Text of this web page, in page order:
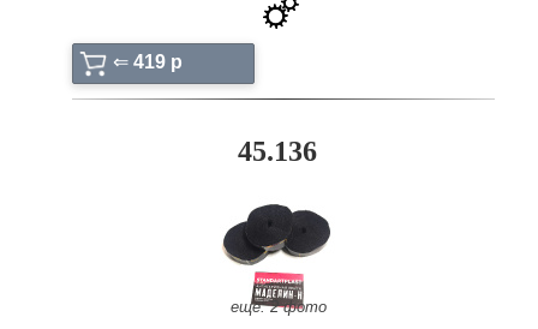
⇐ 419 p
45.136
ещё: 2 фото